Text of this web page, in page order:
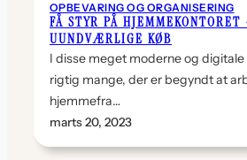
OPBEVARING OG ORGANISERING
FÅ STYR PÅ
UUNDVÆRLIGE KØB
I disse meget moderne og
rigtig mange, der er begyndt at
hjemmefra…
marts 20, 2023